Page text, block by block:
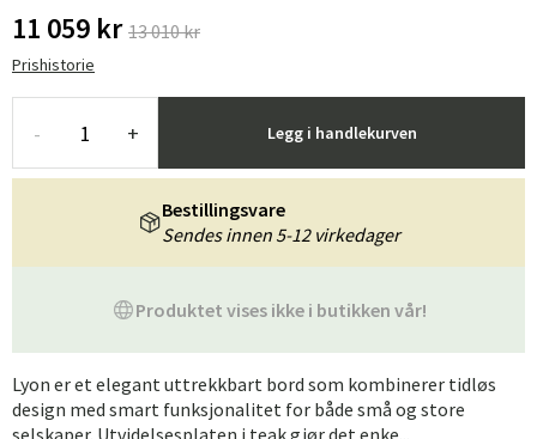
11 059 kr 13 010 kr
Prishistorie
- + Legg i handlekurven
Produktet vises ikke i butikken vår!
Bestillingsvare
Sendes innen 5-12 virkedager
Lyon er et elegant uttrekkbart bord som kombinerer tidløs
design med smart funksjonalitet for både små og store
selskaper. Utvidelsesplaten i teak gjør det enke...